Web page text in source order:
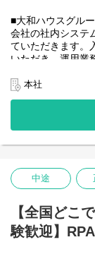
潤沢なリソースの
です。
＜詳細な業務例／
業務ヒアリング、
ト、リリースまで
環境の運用・保
使用ツール：
-UiPath
-AI-OCR/DX Suite
-MySQL など
■大和ハウスグル
会社の社内システ
ていただきます。
いただき、運用業
【将来的に】要件
で技術スペシャリ
いただく役割を期
会社としてDX推
す！
＜クライアントは
大和ハウスグルー
全てに関わるシ
出資は大和ハウス
度が高いため、
本社
中途
【全国どこ
験歓迎】